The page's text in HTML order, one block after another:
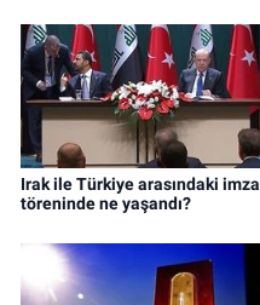
Irak ile Türkiye arasındaki imza
töreninde ne yaşandı?